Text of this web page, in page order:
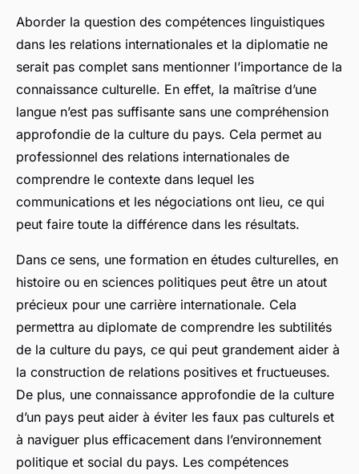
Aborder la question des compétences linguistiques
dans les relations internationales et la diplomatie ne
serait pas complet sans mentionner l’importance de la
connaissance culturelle. En effet, la maîtrise d’une
langue n’est pas suffisante sans une compréhension
approfondie de la culture du pays. Cela permet au
professionnel des relations internationales de
comprendre le contexte dans lequel les
communications et les négociations ont lieu, ce qui
peut faire toute la différence dans les résultats.
Dans ce sens, une formation en études culturelles, en
histoire ou en sciences politiques peut être un atout
précieux pour une carrière internationale. Cela
permettra au diplomate de comprendre les subtilités
de la culture du pays, ce qui peut grandement aider à
la construction de relations positives et fructueuses.
De plus, une connaissance approfondie de la culture
d’un pays peut aider à éviter les faux pas culturels et
à naviguer plus efficacement dans l’environnement
politique et social du pays. Les compétences